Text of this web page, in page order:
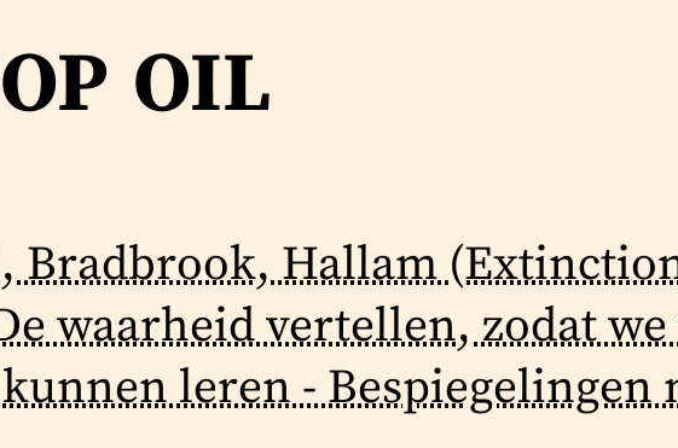
oil
Bradbrook, Hallam
waarheid vertellen, zodat we
leren - Bespiegelingen